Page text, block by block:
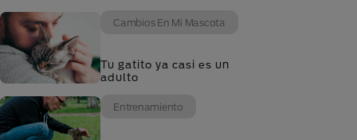
Cambios En Mi Mascota
Tu gatito ya casi es un
adulto
Entrenamiento